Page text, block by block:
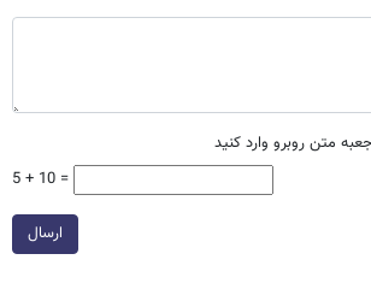
متن روبرو وارد کنید
5 + 10 =
ارسال